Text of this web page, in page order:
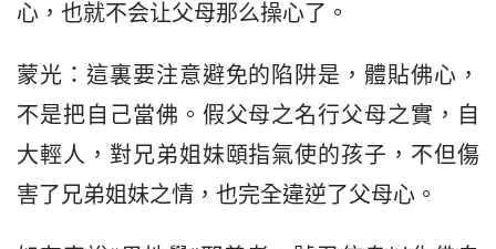
心，也就不会让父母那么操心了。
蒙光：這裏要注意避免的陷阱是，體貼佛心，
不是把自己當佛。假父母之名行父母之實，自
大輕人，對兄弟姐妹頤指氣使的孩子，不但傷
害了兄弟姐妹之情，也完全違逆了父母心。